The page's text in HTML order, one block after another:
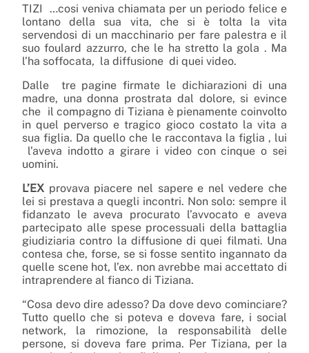
TIZI …cosi veniva chiamata per un periodo felice e
lontano della sua vita, che si è tolta la vita
servendosi di un macchinario per fare palestra e il
suo foulard azzurro, che le ha stretto la gola . Ma
l’ha soffocata, la diffusione di quei video.
Dalle tre pagine firmate le dichiarazioni di una
madre, una donna prostrata dal dolore, si evince
che il compagno di Tiziana è pienamente coinvolto
in quel perverso e tragico gioco costato la vita a
sua figlia. Da quello che le raccontava la figlia , lui
l’aveva indotto a girare i video con cinque o sei
uomini.
L’EX provava piacere nel sapere e nel vedere che
lei si prestava a quegli incontri. Non solo: sempre il
fidanzato le aveva procurato l’avvocato e aveva
partecipato alle spese processuali della battaglia
giudiziaria contro la diffusione di quei filmati. Una
contesa che, forse, se si fosse sentito ingannato da
quelle scene hot, l’ex. non avrebbe mai accettato di
intraprendere al fianco di Tiziana.
“Cosa devo dire adesso? Da dove devo cominciare?
Tutto quello che si poteva e doveva fare, i social
network, la rimozione, la responsabilità delle
persone, si doveva fare prima. Per Tiziana, per la